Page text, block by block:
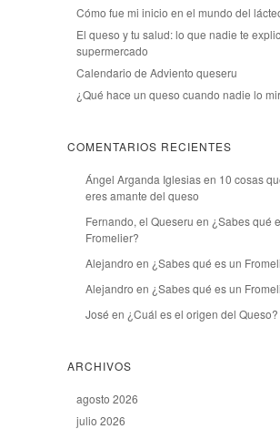
Cómo fue mi inicio en el mundo del
El queso y tu salud: lo que nadie te
supermercado
Calendario de Adviento queseru
¿Qué hace un queso cuando nadie lo
COMENTARIOS RECIENTES
Ángel Arganda Iglesiasen 10 cosas
eres amante del queso
Fernando, el Queseru en ¿Sabes qué
Fromelier?
Alejandro en ¿Sabes qué es un
Alejandro en ¿Sabes qué es un
José en ¿Cuál es el origen del Queso?
ARCHIVOS
agosto 2026
julio 2026